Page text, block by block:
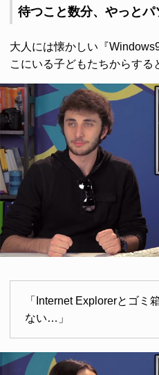
待つこと数分、やっとパ
大人には懐かしい『
こにいる子どもたちからする
「Internet Explorerとゴミ
ない…」